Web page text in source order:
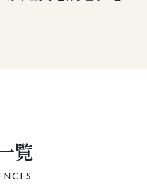
覧